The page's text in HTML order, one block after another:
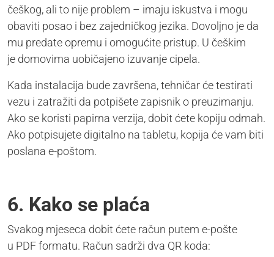
češkog, ali to nije problem – imaju iskustva i mogu
obaviti posao i bez zajedničkog jezika. Dovoljno je da
mu predate opremu i omogućite pristup. U češkim
je domovima uobičajeno izuvanje cipela.
Kada instalacija bude završena, tehničar će testirati
vezu i zatražiti da potpišete zapisnik o preuzimanju.
Ako se koristi papirna verzija, dobit ćete kopiju odmah.
Ako potpisujete digitalno na tabletu, kopija će vam biti
poslana e-poštom.
6. Kako se plaća
Svakog mjeseca dobit ćete račun putem e-pošte
u PDF formatu. Račun sadrži dva QR koda: